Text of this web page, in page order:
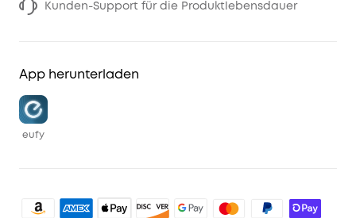
Kunden-Support für die Produktlebensdauer
App herunterladen
eufy